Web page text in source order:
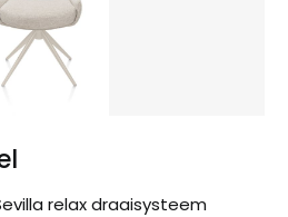
relax draaisysteem